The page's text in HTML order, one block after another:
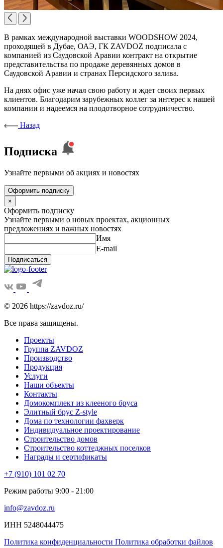
В рамках международной выставки WOODSHOW 2024,
проходящей в Дубае, ОАЭ, ГК ZAVDOZ подписала с
компанией из Саудовской Аравии контракт на открытие
представительства по продаже деревянных домов в
Саудовской Аравии и странах Персидского залива.
На днях офис уже начал свою работу и ждет своих первых
клиентов. Благодарим зарубежных коллег за интерес к нашей
компании и надеемся на плодотворное сотрудничество.
Назад
Подписка
Узнайте первыми об акциях и новостях
Оформить подписку
×
Оформить подписку
Узнайте первыми о новых проектах, акционных
предложениях и важных новостях
Имя
E-mail
Подписаться
© 2026 https://zavdoz.ru/
Все права защищены.
Проекты
Группа ZAVDOZ
Производство
Продукция
Услуги
Наши объекты
Контакты
Домокомплект из клееного бруса
Элитный брус Z-style
Дома по технологии фахверк
Индивидуальное проектирование
Строительство домов
Строительство коттеджных поселков
Награды и сертификаты
+7 (910) 101 02 70
Режим работы 9:00 - 21:00
info@zavdoz.ru
ИНН 5248044475
Политика конфиденциальности Политика обработки файлов